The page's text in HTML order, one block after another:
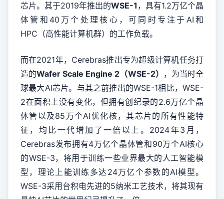
芯片。其于2019年推出的WSE-1 ，具有1.2万亿个晶
体管和40万个处理核心，可同时专注于AI和
HPC（高性能计算机群）的工作负载。
而在2021年，Cerebras推出专为超级计算机任务打
造的Wafer Scale Engine 2（WSE-2） ，为当时全
球最大AI芯片。与其之前推出的WSE-1相比，WSE-
2在面积上没有变化，但拥有创纪录的2.6万亿个晶
体管以及85万个AI优化核，其芯片的所有性能特
征，均比一代增加了一倍以上。2024年3月，
Cerebras发布拥有4万亿个晶体管和90万个AI核心
的WSE-3，将用于训练一些业界最大的人工智能模
型，理论上能训练多达24万亿个参数的AI模型。
WSE-3采用台积电先进的5纳米工艺技术，将其现有